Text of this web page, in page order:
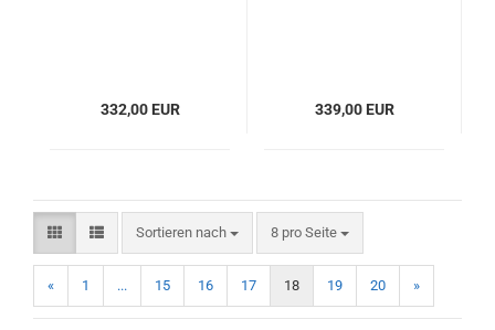
332,00 EUR 339,00 EUR
Sortieren nach
Sortieren nach 8 pro Seite
pro Seite
« 1 ... 15 16 17 18 19 20 »